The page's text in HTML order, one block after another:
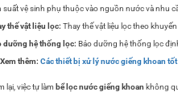
suất vệ sinh phụ thuộc vào nguồn nước và nhu
thế vật liệu lọc: Thay thế vật liệu lọc theo
dưỡng hệ thống lọc: Bảo dưỡng hệ thống lọc
thêm: Các thiết bị xử lý nước giếng khoan
lại, việc tự làm bể lọc nước giếng khoan không